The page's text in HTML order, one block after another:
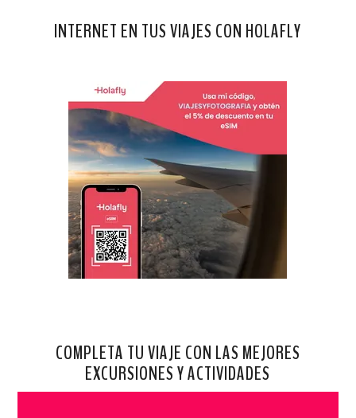
INTERNET EN TUS VIAJES CON HOLAFLY
COMPLETA TU VIAJE CON LAS MEJORES
EXCURSIONES Y ACTIVIDADES